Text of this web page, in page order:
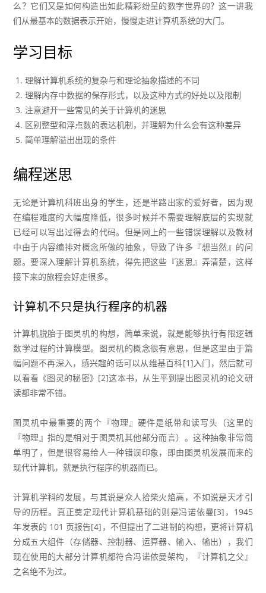
么？它们又是如何构造出如此精彩纷呈的数字世界的？这一讲我
们从最基本的数据表示开始，慢慢走进计算机系统的大门。
学习目标
理解计算机系统的复杂与和理论抽象描述的不同
理解内存中数据的保存形式，以及这种方式的好处以及限制
注意避开一些常见的关于计算机的迷思
区别整型和浮点数的表达机制，并理解为什么会有这种差异
简单理解溢出出现的条件
编程迷思
无论是计算机科班出身的学生，还是半路出家的爱好者，因为现
在编程难度的大幅度降低，很多时候并不需要理解底层的实现就
已经可以写出过得去的代码。但是网上的一些错误理解以及教材
中由于内容编排对概念所做的抽象，导致了许多『想当然』的问
题。要深入理解计算机系统，得先把这些『迷思』弄清楚，这样
接下来的旅程会好走很多。
计算机不只是执行程序的机器
计算机脱胎于图灵机的构想，简单来说，就是能够执行有限逻辑
数学过程的计算模型。图灵机的概念很有意思，但是这里由于篇
幅问题不再深入，感兴趣的话可以从维基百科[1]入门，然后就可
以看看《图灵的秘密》[2]这本书，从生平到提出图灵机的论文研
读都非常不错。
图灵机中最重要的两个『物理』硬件是纸带和读写头（这里的
『物理』指的是相对于图灵机其他部分而言）。这种抽象非常简
单明了，但是很容易给人一种错误印象，即由图灵机发展而来的
现代计算机，就是执行程序的机器而已。
计算机学科的发展，与其说是众人拾柴火焰高，不如说是天才引
导的历程。真正奠定现代计算机基础的则是冯诺依曼[3]，1945
年发表的 101 页报告[4]，不但提出了二进制的构想，更将计算机
分成五大组件（存储器、控制器、运算器、输入、输出），我们
现在使用的大部分计算机都符合冯诺依曼架构，『计算机之父』
之名绝不为过。